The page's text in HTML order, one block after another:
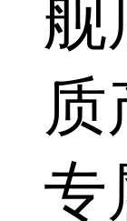
舰
质
专